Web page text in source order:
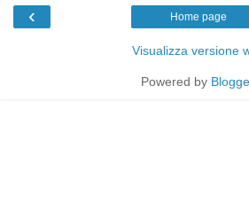
‹ Home page
Visualizza versione
Powered by